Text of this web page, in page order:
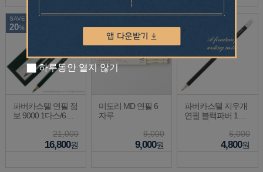
SAVE
20%
파버카스텔 연필 점
보 9000 1다스/6자
21,000
16,800원
미도리 MD 연필 6
자루
9,000
9,000원
파버카스텔 지우개
연필 블랙파버 1다
스/12자루
6,000
4,800원
하루동안 열지 않기